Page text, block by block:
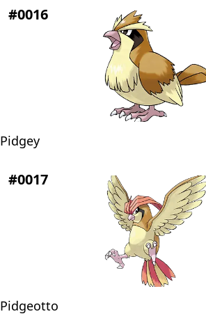
#0016
Pidgey
#0017
Pidgeotto